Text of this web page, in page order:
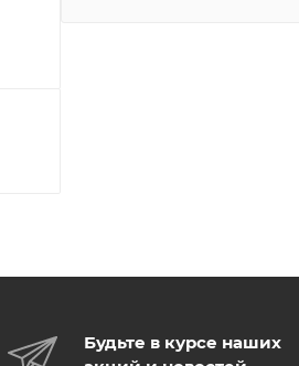
Будьте в курсе наших